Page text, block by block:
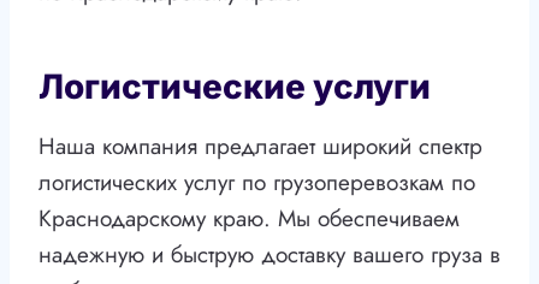
Логистические услуги
Наша компания предлагает широкий спектр
логистических услуг по грузоперевозкам по
Краснодарскому краю. Мы обеспечиваем
надежную и быструю доставку вашего груза в